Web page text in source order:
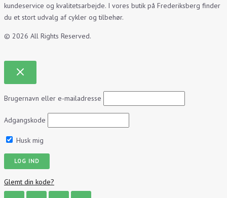
kundeservice og kvalitetsarbejde. I vores butik på Frederiksberg finder
du et stort udvalg af cykler og tilbehør.
© 2026 All Rights Reserved.
Brugernavn eller e-mailadresse
Adgangskode
Husk mig
Glemt din kode?